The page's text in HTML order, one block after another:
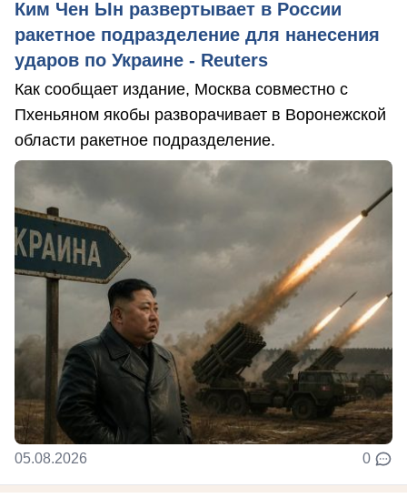
Ким Чен Ын развертывает в России
ракетное подразделение для нанесения
ударов по Украине - Reuters
Как сообщает издание, Москва совместно с
Пхеньяном якобы разворачивает в Воронежской
области ракетное подразделение.
05.08.2026 0